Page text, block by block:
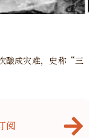
酿成灾难，史称“三
阅